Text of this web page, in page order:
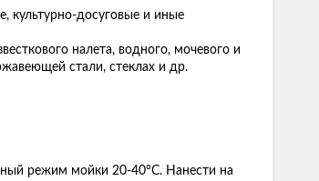
культурно-досуговые и иные
налета, водного, мочевого и
стали, стеклах и др.
режим мойки 20-40°С. Нанести на